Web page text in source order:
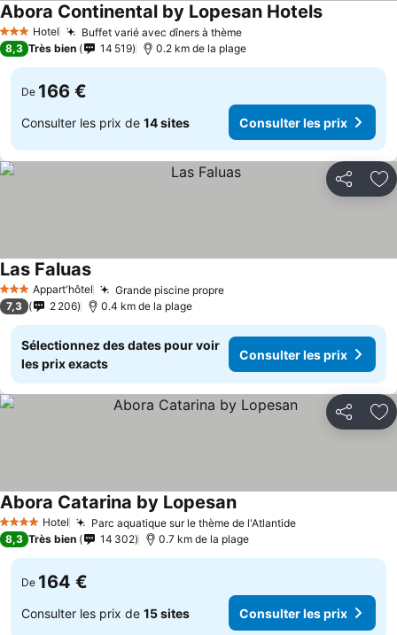
3 ÉtoilesHotel Buffet varié avec dîners à thèmeConsulter les prix
Abora Continental by Lopesan HotelsConsulter
8,3 Très bien 14 519 0.2 km de la plage
De 166 €
Consulter les prix de 14 sites Consulter les prix
Partager
3 ÉtoilesAppart'hôtel Grande piscine propreConsulter les prix
Las FaluasConsulter les prix
7,3 2 206 0.4 km de la plage
Sélectionnez des dates pour voir
les prix exacts
Consulter les prix
Partager
4 Étoiles Hotel Parc aquatique sur le thème de l'AtlantideConsulter les
Abora Catarina by LopesanConsulter les prix
8,3 Très bien 14 302 0.7 km de la plage
De 164 €
Consulter les prix de 15 sites Consulter les prix